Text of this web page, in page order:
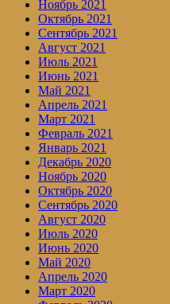
Ноябрь 2021
Октябрь 2021
Сентябрь 2021
Август 2021
Июль 2021
Июнь 2021
Май 2021
Апрель 2021
Март 2021
Февраль 2021
Январь 2021
Декабрь 2020
Ноябрь 2020
Октябрь 2020
Сентябрь 2020
Август 2020
Июль 2020
Июнь 2020
Май 2020
Апрель 2020
Март 2020